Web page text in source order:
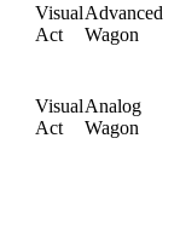
Visual
Act
Advanced
Wagon
Visual
Act
Analog
Wagon